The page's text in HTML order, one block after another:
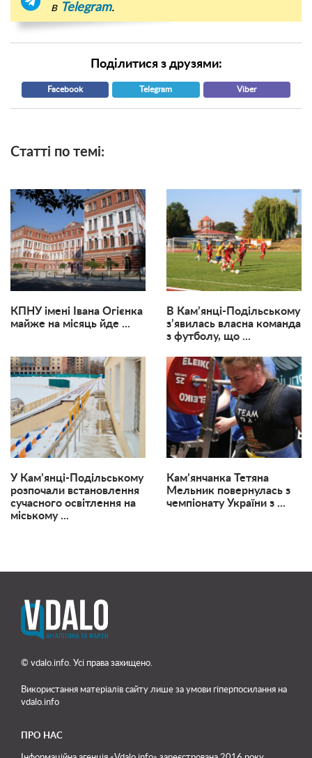
в Telegram.
Поділитися з друзями:
Facebook Telegram Viber
Статті по темі:
КПНУ імені Івана Огієнка
майже на місяць йде ...
В Кам’янці-Подільському
з’явилась власна команда
з футболу, що ...
У Кам’янці-Подільському
розпочали встановлення
сучасного освітлення на
міському ...
Кам’янчанка Тетяна
Мельник повернулась з
чемпіонату України з ...
© vdalo.info. Усі права захищено.
Використання матеріалів сайту лише за умови гіперпосилання на
vdalo.info
ПРО НАС